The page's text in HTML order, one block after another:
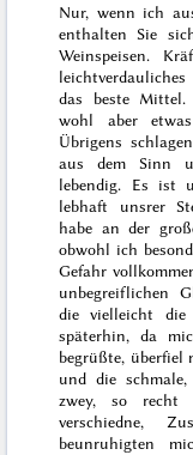
Nur, wenn ich
enthalten Sie
Weinspeisen.
das beste
wohl aber
Übrigens
aus dem Sinn
lebendig. Es ist
lebhaft unsrer
habe an der
obwohl ich
Gefahr
unbegreiflichen
die vielleicht die
späterhin, da
begrüßte, überfiel
und die
zwey, so recht
verschiedne,
beunruhigten